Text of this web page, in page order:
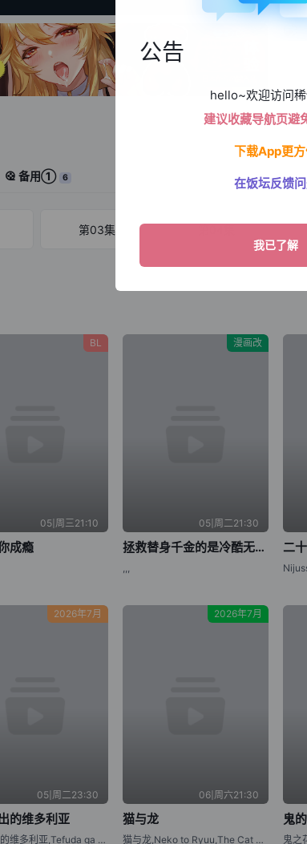
备用① 6
第03集
BL
05|周三21:10
成瘾
漫画改
05|周二21:30
拯救替身千金的是冷酷无情冰之王子的爱
,,,
二
2026年7月
05|周二23:30
的维多利亚
底牌很多的维多利亚,Tefuda ga Oome no Victoria,Victoria of Many Faces
2026年7月
06|周六21:30
猫与龙
猫与龙,Neko to Ryuu,The Cat and the Dragon
鬼
公告
hello~欢迎访问
建议收藏导航页避
下载App更
在饭坛反馈